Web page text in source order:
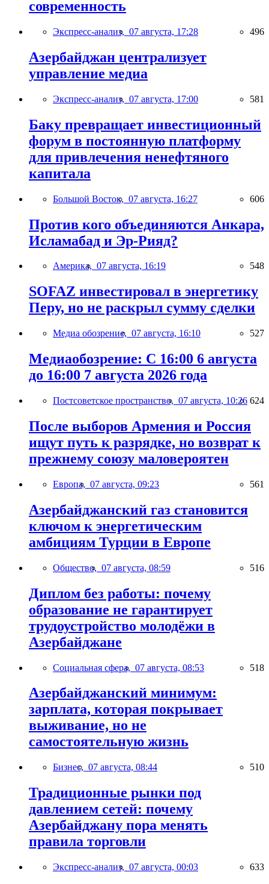
современность
Экспресс-анализ, 07 августа, 17:28 496
Азербайджан централизует
управление медиа
Экспресс-анализ, 07 августа, 17:00 581
Баку превращает инвестиционный
форум в постоянную платформу
для привлечения ненефтяного
капитала
Большой Восток, 07 августа, 16:27 606
Против кого объединяются Анкара,
Исламабад и Эр-Рияд?
Америка, 07 августа, 16:19 548
SOFAZ инвестировал в энергетику
Перу, но не раскрыл сумму сделки
Медиа обозрение, 07 августа, 16:10 527
Медиаобозрение: С 16:00 6 августа
до 16:00 7 августа 2026 года
Постсоветское пространство, 07 августа, 10:26 624
После выборов Армения и Россия
ищут путь к разрядке, но возврат к
прежнему союзу маловероятен
Европа, 07 августа, 09:23 561
Азербайджанский газ становится
ключом к энергетическим
амбициям Турции в Европе
Общество, 07 августа, 08:59 516
Диплом без работы: почему
образование не гарантирует
трудоустройство молодёжи в
Азербайджане
Социальная сфера, 07 августа, 08:53 518
Азербайджанский минимум:
зарплата, которая покрывает
выживание, но не
самостоятельную жизнь
Бизнес, 07 августа, 08:44 510
Традиционные рынки под
давлением сетей: почему
Азербайджану пора менять
правила торговли
Экспресс-анализ, 07 августа, 00:03 633